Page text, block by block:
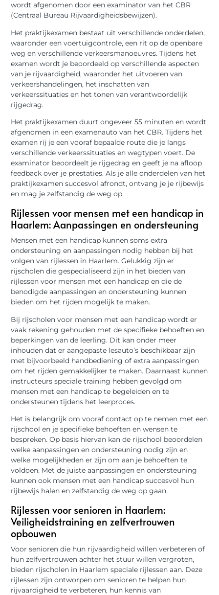
wordt afgenomen door een examinator van het CBR
(Centraal Bureau Rijvaardigheidsbewijzen).
Het praktijkexamen bestaat uit verschillende onderdelen,
waaronder een voertuigcontrole, een rit op de openbare
weg en verschillende verkeersmanoeuvres. Tijdens het
examen wordt je beoordeeld op verschillende aspecten
van je rijvaardigheid, waaronder het uitvoeren van
verkeershandelingen, het inschatten van
verkeerssituaties en het tonen van verantwoordelijk
rijgedrag.
Het praktijkexamen duurt ongeveer 55 minuten en wordt
afgenomen in een examenauto van het CBR. Tijdens het
examen rij je een vooraf bepaalde route die je langs
verschillende verkeerssituaties en wegtypen voert. De
examinator beoordeelt je rijgedrag en geeft je na afloop
feedback over je prestaties. Als je alle onderdelen van het
praktijkexamen succesvol afrondt, ontvang je je rijbewijs
en mag je zelfstandig de weg op.
Rijlessen voor mensen met een handicap in
Haarlem: Aanpassingen en ondersteuning
Mensen met een handicap kunnen soms extra
ondersteuning en aanpassingen nodig hebben bij het
volgen van rijlessen in Haarlem. Gelukkig zijn er
rijscholen die gespecialiseerd zijn in het bieden van
rijlessen voor mensen met een handicap en die de
benodigde aanpassingen en ondersteuning kunnen
bieden om het rijden mogelijk te maken.
Bij rijscholen voor mensen met een handicap wordt er
vaak rekening gehouden met de specifieke behoeften en
beperkingen van de leerling. Dit kan onder meer
inhouden dat er aangepaste lesauto’s beschikbaar zijn
met bijvoorbeeld handbediening of extra aanpassingen
om het rijden gemakkelijker te maken. Daarnaast kunnen
instructeurs speciale training hebben gevolgd om
mensen met een handicap te begeleiden en te
ondersteunen tijdens het leerproces.
Het is belangrijk om vooraf contact op te nemen met een
rijschool en je specifieke behoeften en wensen te
bespreken. Op basis hiervan kan de rijschool beoordelen
welke aanpassingen en ondersteuning nodig zijn en
welke mogelijkheden er zijn om aan je behoeften te
voldoen. Met de juiste aanpassingen en ondersteuning
kunnen ook mensen met een handicap succesvol hun
rijbewijs halen en zelfstandig de weg op gaan.
Rijlessen voor senioren in Haarlem:
Veiligheidstraining en zelfvertrouwen
opbouwen
Voor senioren die hun rijvaardigheid willen verbeteren of
hun zelfvertrouwen achter het stuur willen vergroten,
bieden rijscholen in Haarlem speciale rijlessen aan. Deze
rijlessen zijn ontworpen om senioren te helpen hun
rijvaardigheid te verbeteren, hun kennis van